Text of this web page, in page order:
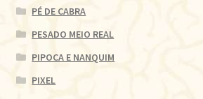
PÉ DE CABRA
PESADO MEIO REAL
PIPOCA E NANQUIM
PIXEL